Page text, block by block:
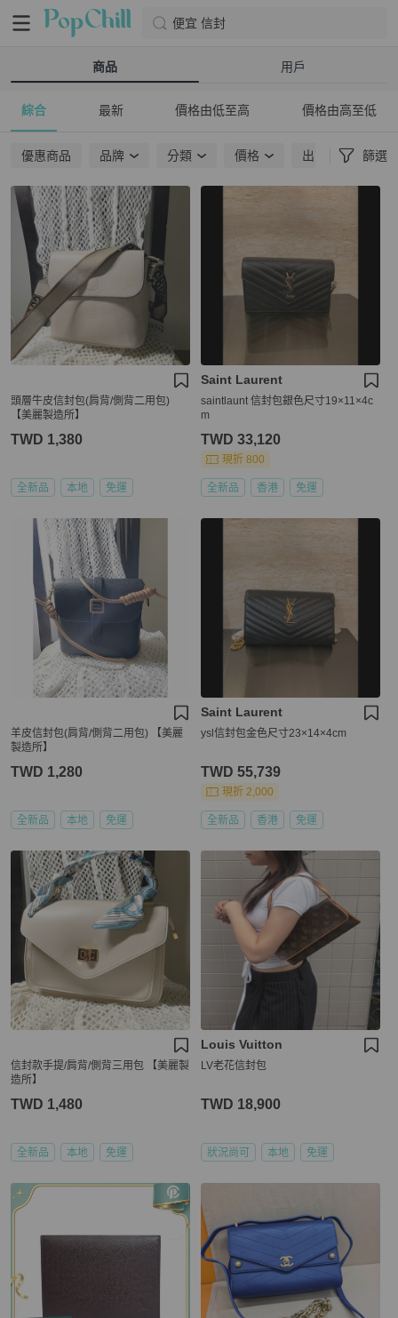
便宜 信封
商品 用戶
綜合 最新 價格由低至高 價格由高至低
優惠商品 品牌 分類 價格 出貨地點 篩選
頭層牛皮信封包(肩背/側背二用包)
【美麗製造所】
TWD 1,380
全新品 本地 免運
Saint Laurent
saintlaunt 信封包銀色尺寸19×11×4c
m
TWD 33,120
現折 800
全新品 香港 免運
羊皮信封包(肩背/側背二用包) 【美麗
製造所】
TWD 1,280
全新品 本地 免運
Saint Laurent
ysl信封包金色尺寸23×14×4cm
TWD 55,739
現折 2,000
全新品 香港 免運
信封款手提/肩背/側背三用包 【美麗製
造所】
TWD 1,480
全新品 本地 免運
Louis Vuitton
LV老花信封包
TWD 18,900
狀況尚可 本地 免運